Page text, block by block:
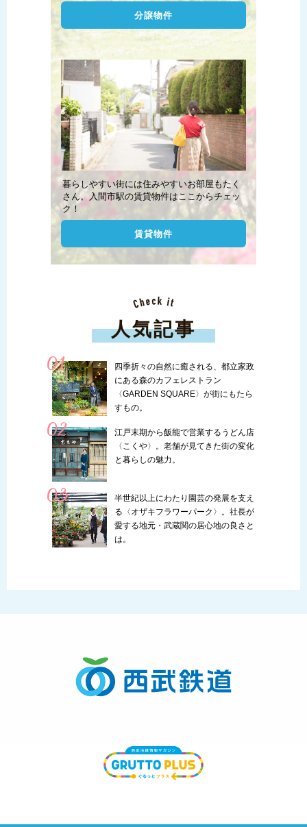
分譲物件
暮らしやすい街には住みやすいお部屋もたく
さん。入間市駅の賃貸物件はここからチェッ
ク！
賃貸物件
人気記事
四季折々の自然に癒される、都立家政
にある森のカフェレストラン
〈GARDEN SQUARE〉が街にもたら
すもの。
江戸末期から飯能で営業するうどん店
〈こくや〉。老舗が見てきた街の変化
と暮らしの魅力。
半世紀以上にわたり園芸の発展を支え
る〈オザキフラワーパーク〉。社長が
愛する地元・武蔵関の居心地の良さと
は。